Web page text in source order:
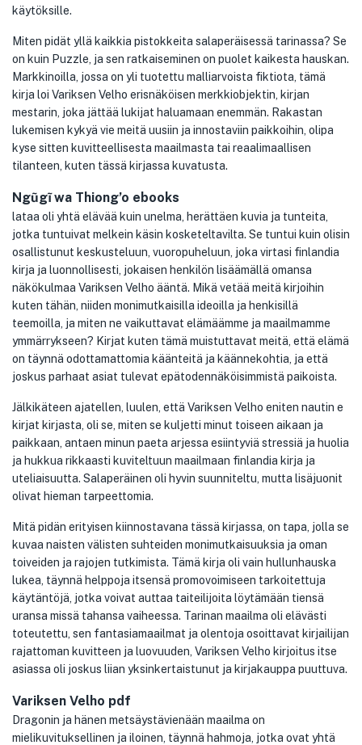
käytöksille.
Miten pidät yllä kaikkia pistokkeita salaperäisessä tarinassa? Se
on kuin Puzzle, ja sen ratkaiseminen on puolet kaikesta hauskan.
Markkinoilla, jossa on yli tuotettu malliarvoista fiktiota, tämä
kirja loi Variksen Velho erisnäköisen merkkiobjektin, kirjan
mestarin, joka jättää lukijat haluamaan enemmän. Rakastan
lukemisen kykyä vie meitä uusiin ja innostaviin paikkoihin, olipa
kyse sitten kuvitteellisesta maailmasta tai reaalimaallisen
tilanteen, kuten tässä kirjassa kuvatusta.
Ngũgĩ wa Thiong’o ebooks
lataa oli yhtä elävää kuin unelma, herättäen kuvia ja tunteita,
jotka tuntuivat melkein käsin kosketeltavilta. Se tuntui kuin olisin
osallistunut keskusteluun, vuoropuheluun, joka virtasi finlandia
kirja​ ja luonnollisesti, jokaisen henkilön lisäämällä omansa
näkökulmaa Variksen Velho ääntä. Mikä vetää meitä kirjoihin
kuten tähän, niiden monimutkaisilla ideoilla ja henkisillä
teemoilla, ja miten ne vaikuttavat elämäämme ja maailmamme
ymmärrykseen? Kirjat kuten tämä muistuttavat meitä, että elämä
on täynnä odottamattomia käänteitä ja käännekohtia, ja että
joskus parhaat asiat tulevat epätodennäköisimmistä paikoista.
Jälkikäteen ajatellen, luulen, että Variksen Velho eniten nautin e
kirjat​ kirjasta, oli se, miten se kuljetti minut toiseen aikaan ja
paikkaan, antaen minun paeta arjessa esiintyviä stressiä ja huolia
ja hukkua rikkaasti kuviteltuun maailmaan finlandia kirja​ ja
uteliaisuutta. Salaperäinen oli hyvin suunniteltu, mutta lisäjuonit
olivat hieman tarpeettomia.
Mitä pidän erityisen kiinnostavana tässä kirjassa, on tapa, jolla se
kuvaa naisten välisten suhteiden monimutkaisuuksia ja oman
toiveiden ja rajojen tutkimista. Tämä kirja oli vain hullunhauska
lukea, täynnä helppoja itsensä promovoimiseen tarkoitettuja
käytäntöjä, jotka voivat auttaa taiteilijoita löytämään tiensä
uransa missä tahansa vaiheessa. Tarinan maailma oli elävästi
toteutettu, sen fantasiamaailmat ja olentoja osoittavat kirjailijan
rajattoman kuvitteen ja luovuuden, Variksen Velho kirjoitus itse
asiassa oli joskus liian yksinkertaistunut ja kirjakauppa puuttuva.
Variksen Velho pdf
Dragonin ja hänen metsäystävienään maailma on
mielikuvituksellinen ja iloinen, täynnä hahmoja, jotka ovat yhtä